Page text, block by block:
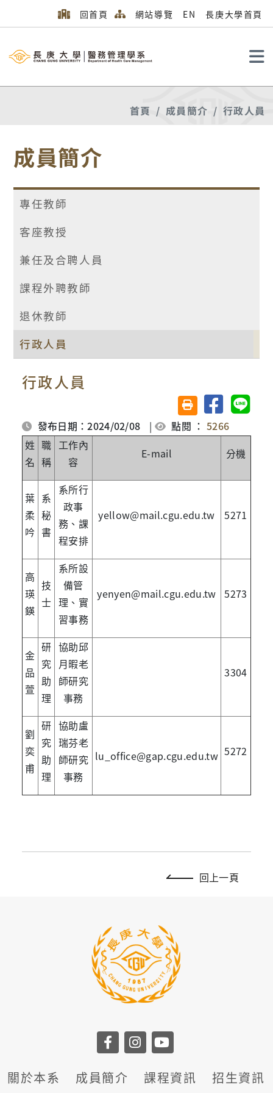
回首頁 網站導覽 EN 長庚大學首頁
首頁 成員簡介 行政人員
成員簡介
專任教師
客座教授
兼任及合聘人員
課程外聘教師
退休教師
行政人員
行政人員
友善列印(另開視窗)
分享至臉書分享
發布日期：2024/02/08 | 點閱 ：5266
姓
名
職
稱
工作內
容
E-mail 分機
葉
柔
吟
系
秘
書
系所行
政事
務、課
程安排
yellow@mail.cgu.edu.tw 5271
高
瑛
鍈
技
士
系所設
備管
理、實
習事務
yenyen@mail.cgu.edu.tw 5273
金
品
萱
研
究
助
理
協助邱
月暇老
師研究
事務
3304
劉
奕
甫
研
究
助
理
協助盧
瑞芬老
師研究
事務
lu_office@gap.cgu.edu.tw 5272
回上一頁
關於本系 成員簡介 課程資訊 招生資訊